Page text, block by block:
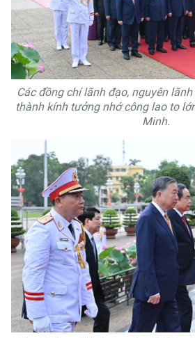
Các đồng chí lãnh đạo, nguyên
thành kính tưởng nhớ công lao to
Minh.